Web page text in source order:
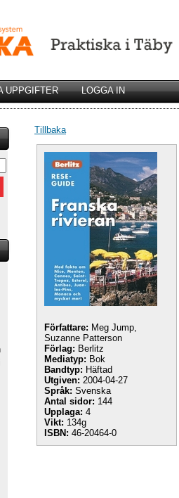
UPPGIFTER LOGGA IN
Tillbaka
Författare: Meg Jump,
Suzanne Patterson
Förlag: Berlitz
Mediatyp: Bok
Bandtyp: Häftad
Utgiven: 2004-04-27
Språk: Svenska
Antal sidor: 144
Upplaga: 4
Vikt: 134g
ISBN: 46-20464-0